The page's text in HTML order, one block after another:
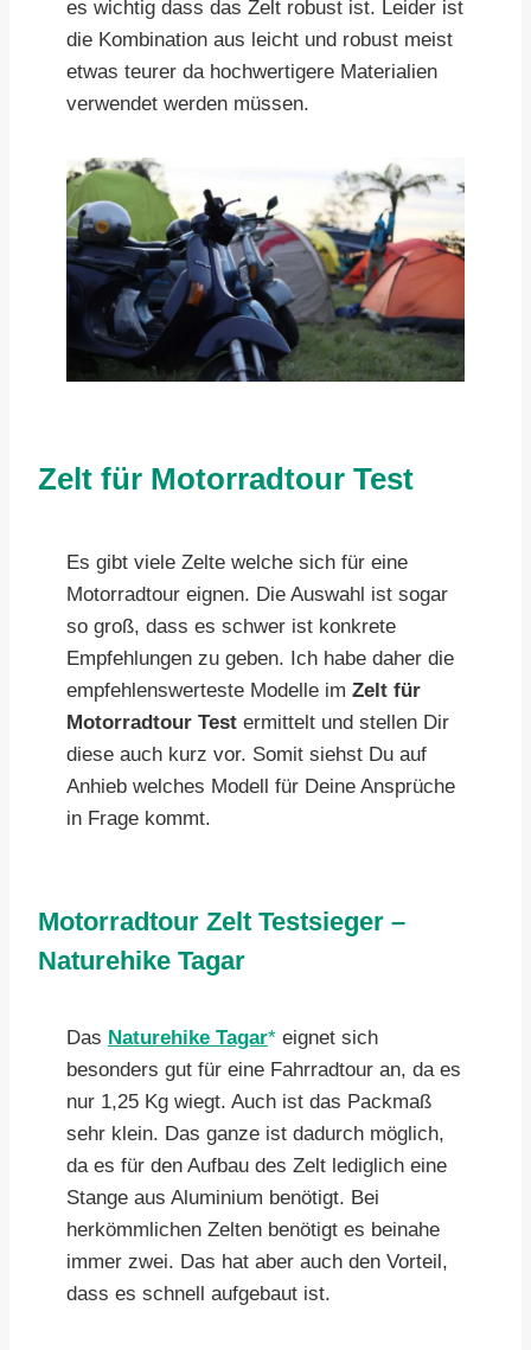
es wichtig dass das Zelt robust ist. Leider ist
die Kombination aus leicht und robust meist
etwas teurer da hochwertigere Materialien
verwendet werden müssen.
Zelt für Motorradtour Test
Es gibt viele Zelte welche sich für eine
Motorradtour eignen. Die Auswahl ist sogar
so groß, dass es schwer ist konkrete
Empfehlungen zu geben. Ich habe daher die
empfehlenswerteste Modelle im Zelt für
Motorradtour Test ermittelt und stellen Dir
diese auch kurz vor. Somit siehst Du auf
Anhieb welches Modell für Deine Ansprüche
in Frage kommt.
Motorradtour Zelt Testsieger –
Naturehike Tagar
Das Naturehike Tagar
eignet sich
besonders gut für eine Fahrradtour an, da es
nur 1,25 Kg wiegt. Auch ist das Packmaß
sehr klein. Das ganze ist dadurch möglich,
da es für den Aufbau des Zelt lediglich eine
Stange aus Aluminium benötigt. Bei
herkömmlichen Zelten benötigt es beinahe
immer zwei. Das hat aber auch den Vorteil,
dass es schnell aufgebaut ist.